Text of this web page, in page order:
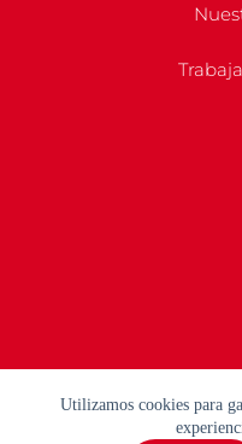
Utilizamos cookies para